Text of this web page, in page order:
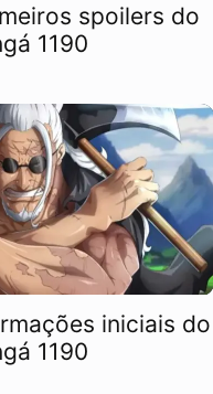
spoilers do
1190
iniciais do
1190